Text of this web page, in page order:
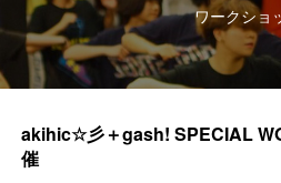
ワークショ
akihic☆彡＋gash! SPECIAL
催